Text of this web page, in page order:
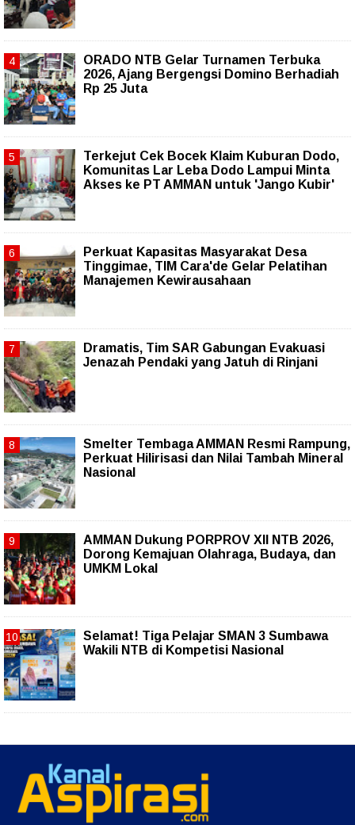
ORADO NTB Gelar Turnamen Terbuka
2026, Ajang Bergengsi Domino Berhadiah
Rp 25 Juta
Terkejut Cek Bocek Klaim Kuburan Dodo,
Komunitas Lar Leba Dodo Lampui Minta
Akses ke PT AMMAN untuk 'Jango Kubir'
Perkuat Kapasitas Masyarakat Desa
Tinggimae, TIM Cara'de Gelar Pelatihan
Manajemen Kewirausahaan
Dramatis, Tim SAR Gabungan Evakuasi
Jenazah Pendaki yang Jatuh di Rinjani
Smelter Tembaga AMMAN Resmi Rampung,
Perkuat Hilirisasi dan Nilai Tambah Mineral
Nasional
AMMAN Dukung PORPROV XII NTB 2026,
Dorong Kemajuan Olahraga, Budaya, dan
UMKM Lokal
Selamat! Tiga Pelajar SMAN 3 Sumbawa
Wakili NTB di Kompetisi Nasional